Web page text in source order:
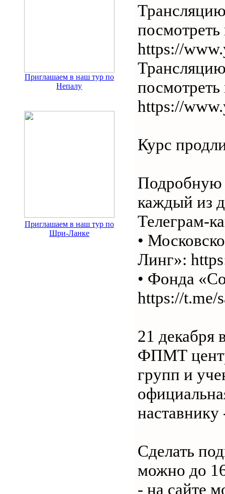
Приглашаем в наш тур по
Непалу
Приглашаем в наш тур по
Шри-Ланке
https://
https://
Курс
Подробную
каждый из
Телеграм-
•
Линг»:
• Фонда
https://t.me/
21 декабря
ФПМТ
групп и
Сделать
можно до
- на сайте